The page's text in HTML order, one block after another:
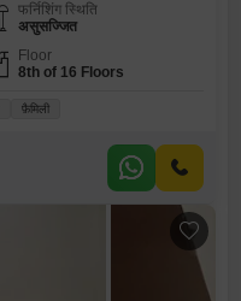
फर्निशिंग स्थिति
असुसज्जित
Floor
8th of 16 Floors
फ़ैमिली